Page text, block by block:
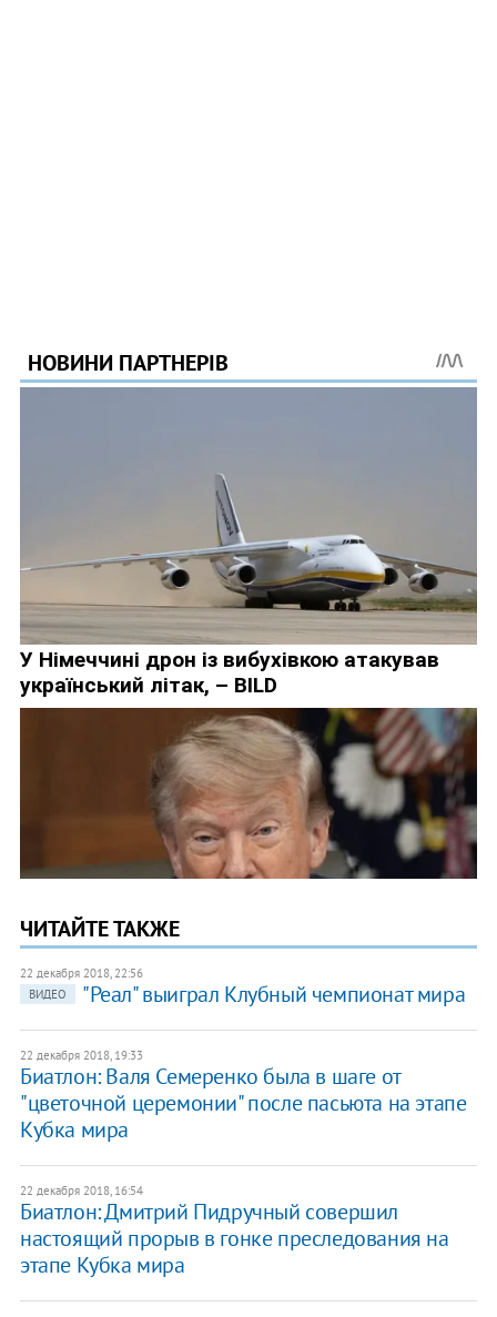
ЧИТАЙТЕ ТАКЖЕ
22 декабря 2018, 22:56
ВИДЕО
"Реал" выиграл Клубный чемпионат мира
22 декабря 2018, 19:33
Биатлон: Валя Семеренко была в шаге от
"цветочной церемонии" после пасьюта на этапе
Кубка мира
22 декабря 2018, 16:54
Биатлон: Дмитрий Пидручный совершил
настоящий прорыв в гонке преследования на
этапе Кубка мира